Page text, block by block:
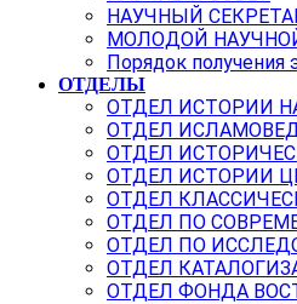
НАУЧНЫЙ
МОЛОДОЙ
Порядок получения
ОТДЕЛЫ
ОТДЕЛ ИСТОРИИ
ОТДЕЛ
ОТДЕЛ
ОТДЕЛ ИСТОРИИ
ОТДЕЛ
ОТДЕЛ ПО
ОТДЕЛ ПО
ОТДЕЛ
ОТДЕЛ ФОНДА